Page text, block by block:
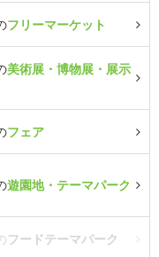
フリーマーケット
美術展・博物展・展示
フェア
遊園地・テーマパーク
フードテーマパーク